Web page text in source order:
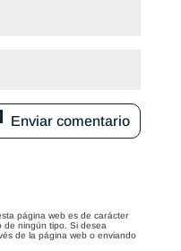
Enviar comentario
página web es de carácter
ningún tipo. Si desea
de la página web o enviando